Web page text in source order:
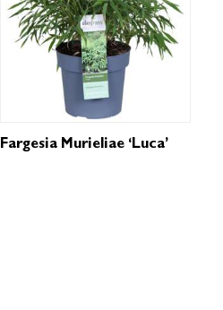
Fargesia Murieliae ‘Luca’